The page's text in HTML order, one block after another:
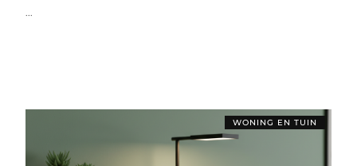
...
WONING EN TUIN